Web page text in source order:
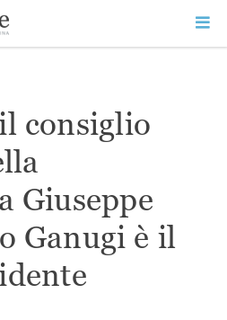
consiglio
Giuseppe
Ganugi è il